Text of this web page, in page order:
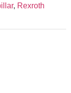
, Rexroth